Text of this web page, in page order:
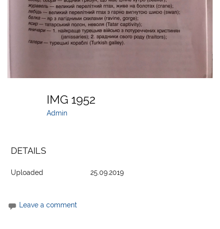
IMG 1952
Admin
DETAILS
Uploaded 25.09.2019
Leave a comment